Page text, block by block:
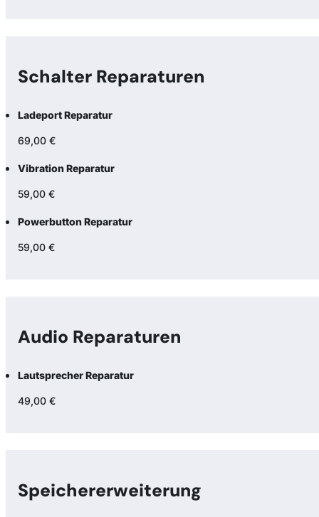
Schalter Reparaturen
Ladeport Reparatur
69,00 €
Vibration Reparatur
59,00 €
Powerbutton Reparatur
59,00 €
Audio Reparaturen
Lautsprecher Reparatur
49,00 €
Speicher­erweiterung